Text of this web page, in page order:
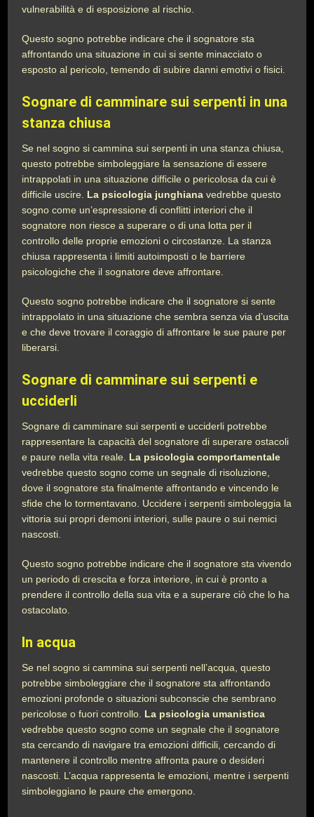
vulnerabilità e di esposizione al rischio.
Questo sogno potrebbe indicare che il sognatore sta
affrontando una situazione in cui si sente minacciato o
esposto al pericolo, temendo di subire danni emotivi o fisici.
Sognare di camminare sui serpenti in una
stanza chiusa
Se nel sogno si cammina sui serpenti in una stanza chiusa,
questo potrebbe simboleggiare la sensazione di essere
intrappolati in una situazione difficile o pericolosa da cui è
difficile uscire. La psicologia junghiana vedrebbe questo
sogno come un’espressione di conflitti interiori che il
sognatore non riesce a superare o di una lotta per il
controllo delle proprie emozioni o circostanze. La stanza
chiusa rappresenta i limiti autoimposti o le barriere
psicologiche che il sognatore deve affrontare.
Questo sogno potrebbe indicare che il sognatore si sente
intrappolato in una situazione che sembra senza via d’uscita
e che deve trovare il coraggio di affrontare le sue paure per
liberarsi.
Sognare di camminare sui serpenti e
ucciderli
Sognare di camminare sui serpenti e ucciderli potrebbe
rappresentare la capacità del sognatore di superare ostacoli
e paure nella vita reale. La psicologia comportamentale
vedrebbe questo sogno come un segnale di risoluzione,
dove il sognatore sta finalmente affrontando e vincendo le
sfide che lo tormentavano. Uccidere i serpenti simboleggia la
vittoria sui propri demoni interiori, sulle paure o sui nemici
nascosti.
Questo sogno potrebbe indicare che il sognatore sta vivendo
un periodo di crescita e forza interiore, in cui è pronto a
prendere il controllo della sua vita e a superare ciò che lo ha
ostacolato.
In acqua
Se nel sogno si cammina sui serpenti nell’acqua, questo
potrebbe simboleggiare che il sognatore sta affrontando
emozioni profonde o situazioni subconscie che sembrano
pericolose o fuori controllo. La psicologia umanistica
vedrebbe questo sogno come un segnale che il sognatore
sta cercando di navigare tra emozioni difficili, cercando di
mantenere il controllo mentre affronta paure o desideri
nascosti. L’acqua rappresenta le emozioni, mentre i serpenti
simboleggiano le paure che emergono.